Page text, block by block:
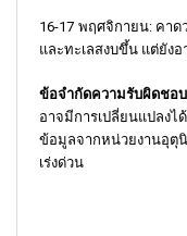
16-17 พฤศจิกายน: คาด
และทะเลสงบขึ้น แต่ยัง
ข้อจำกัดความรับผิดชอบ
อาจมีการเปลี่ยนแปล
ข้อมูลจากหน่วยงานอุตุ
เร่งด่วน